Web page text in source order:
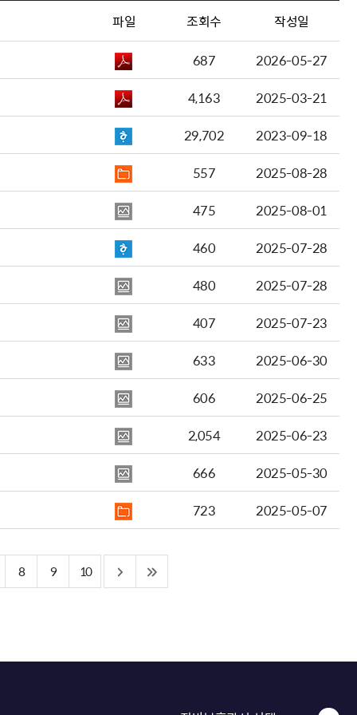
파일 조회수 작성일
687
2026-05-27
4,163
2025-03-21
29,702
2023-09-18
557
2025-08-28
475
2025-08-01
460
2025-07-28
480
2025-07-28
407
2025-07-23
633
2025-06-30
606
2025-06-25
2,054
2025-06-23
666
2025-05-30
723
2025-05-07
8 9 10